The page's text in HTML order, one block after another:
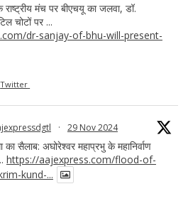
राष्ट्रीय मंच पर बीएचयू का जलवा, डॉ.
चोटों पर ...
dr-sanjay-of-bhu-will-present-
Twitter
· 29 Nov 2024
सैलाब: अघोरेश्वर महाप्रभु के महानिर्वाण
https://aajexpress.com/flood-of-
kund-...